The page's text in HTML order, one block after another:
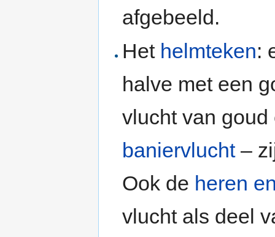
afgebeeld.
Het helmteken:
halve met een
vlucht van
baniervlucht–
Ook de heren
vlucht als deel